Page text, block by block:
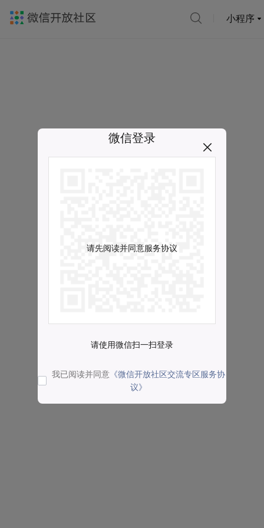
小程序
微信登录
请先阅读并同意服务协议
请使用微信扫一扫登录
我已阅读并同意 《微信开放社区交流专区服务协
议》